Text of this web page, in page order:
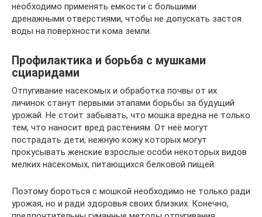
необходимо применять емкости с большими
дренажными отверстиями, чтобы не допускать застоя
воды на поверхности кома земли.
Профилактика и борьба с мушками
сциаридами
Отпугивание насекомых и обработка почвы от их
личинок станут первыми этапами борьбы за будущий
урожай. Не стоит забывать, что мошка вредна не только
тем, что наносит вред растениям. От неё могут
пострадать дети, нежную кожу которых могут
прокусывать женские взрослые особи некоторых видов
мелких насекомых, питающихся белковой пищей.
Поэтому бороться с мошкой необходимо не только ради
урожая, но и ради здоровья своих близких. Конечно,